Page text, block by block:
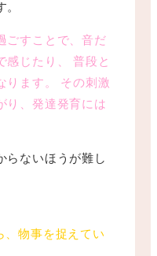
ごすことで、音だ
感じたり、 普段と
ります。 その刺激
り、発達発育には
らないほうが難し
物事を捉えてい